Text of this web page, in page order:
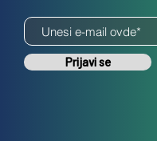
Prijavi se